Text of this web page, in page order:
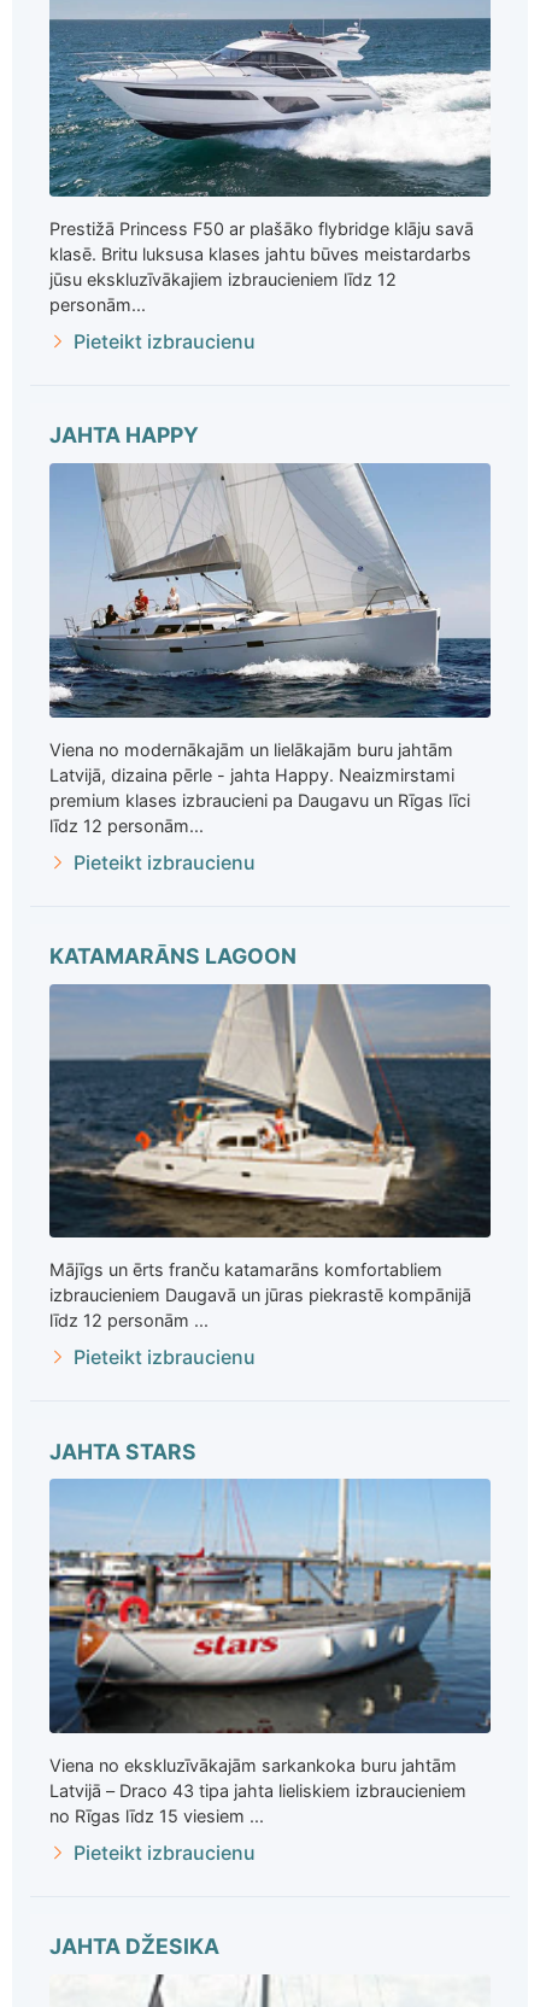
Prestižā Princess F50 ar plašāko flybridge klāju savā
klasē. Britu luksusa klases jahtu būves meistardarbs
jūsu ekskluzīvākajiem izbraucieniem līdz 12
personām...
Pieteikt izbraucienu
JAHTA HAPPY
Viena no modernākajām un lielākajām buru jahtām
Latvijā, dizaina pērle - jahta Happy. Neaizmirstami
premium klases izbraucieni pa Daugavu un Rīgas līci
līdz 12 personām...
Pieteikt izbraucienu
KATAMARĀNS LAGOON
Mājīgs un ērts franču katamarāns komfortabliem
izbraucieniem Daugavā un jūras piekrastē kompānijā
līdz 12 personām ...
Pieteikt izbraucienu
JAHTA STARS
Viena no ekskluzīvākajām sarkankoka buru jahtām
Latvijā – Draco 43 tipa jahta lieliskiem izbraucieniem
no Rīgas līdz 15 viesiem ...
Pieteikt izbraucienu
JAHTA DŽESIKA